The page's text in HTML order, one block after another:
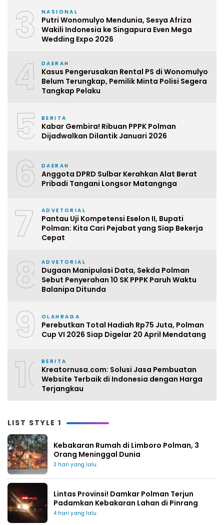
3 NASIONAL
Putri Wonomulyo Mendunia, Sesya Afriza
Wakili Indonesia ke Singapura Even Mega
Wedding Expo 2026
4 DAERAH
Kasus Pengerusakan Rental PS di Wonomulyo
Belum Terungkap, Pemilik Minta Polisi Segera
Tangkap Pelaku
5 BERITA
Kabar Gembira! Ribuan PPPK Polman
Dijadwalkan Dilantik Januari 2026
6 DAERAH
Anggota DPRD Sulbar Kerahkan Alat Berat
Pribadi Tangani Longsor Matangnga
7 ADVETORIAL
Pantau Uji Kompetensi Eselon II, Bupati
Polman: Kita Cari Pejabat yang Siap Bekerja
Cepat
8 ADVETORIAL
Dugaan Manipulasi Data, Sekda Polman
Sebut Penyerahan 10 SK PPPK Paruh Waktu
Balanipa Ditunda
9 OLAHRAGA
Perebutkan Total Hadiah Rp75 Juta, Polman
Cup VI 2026 Siap Digelar 20 April Mendatang
10BERITA
Kreatornusa.com: Solusi Jasa Pembuatan
Website Terbaik di Indonesia dengan Harga
Terjangkau
LIST STYLE 1
Kebakaran Rumah di Limboro Polman, 3
Orang Meninggal Dunia
3 hari yang lalu
Lintas Provinsi! Damkar Polman Terjun
Padamkan Kebakaran Lahan di Pinrang
4 hari yang lalu